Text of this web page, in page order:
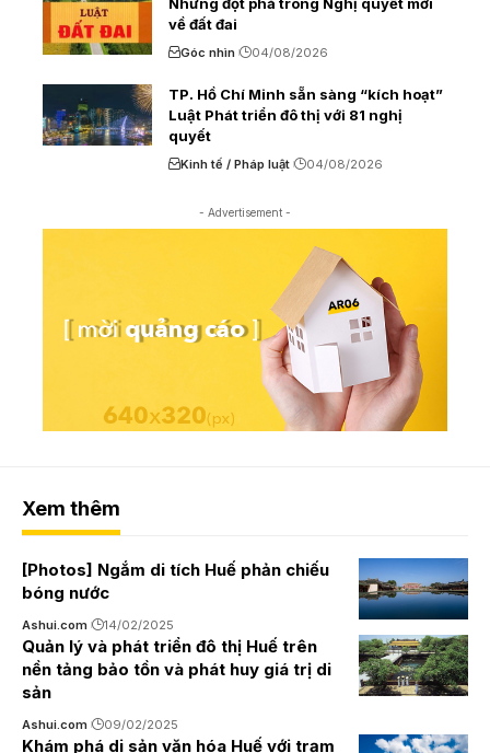
Những đột phá trong Nghị quyết mới
về đất đai
Góc nhìn 04/08/2026
TP. Hồ Chí Minh sẵn sàng “kích hoạt”
Luật Phát triển đô thị với 81 nghị
quyết
Kinh tế / Pháp luật 04/08/2026
- Advertisement -
Xem thêm
[Photos] Ngắm di tích Huế phản chiếu
bóng nước
Ashui.com 14/02/2025
Quản lý và phát triển đô thị Huế trên
nền tảng bảo tồn và phát huy giá trị di
sản
Ashui.com 09/02/2025
Khám phá di sản văn hóa Huế với trạm